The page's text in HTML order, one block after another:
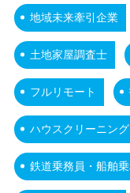
地域未来牽引企業
土地家屋調査士
フルリモート
ハウスクリーニング
鉄道乗務員・船舶